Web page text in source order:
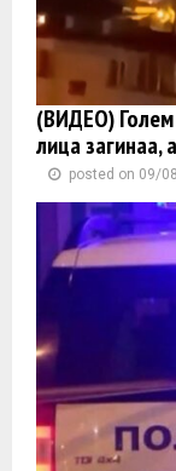
(ВИДЕО) Голем
лица загинаа,
posted on 09/